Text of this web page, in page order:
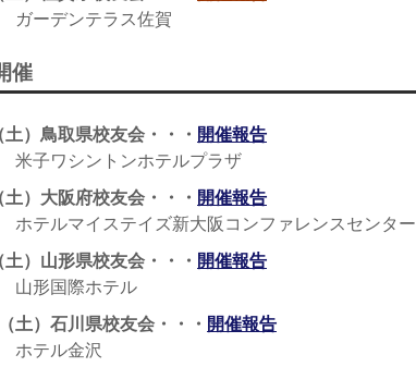
ガーデンテラス佐賀
催
）鳥取県校友会・・・ 開催報告
米子ワシントンホテルプラザ
）大阪府校友会・・・ 開催報告
テルマイステイズ新大阪コンファレンスセンター
）山形県校友会・・・ 開催報告
山形国際ホテル
土）石川県校友会・・・ 開催報告
ホテル金沢